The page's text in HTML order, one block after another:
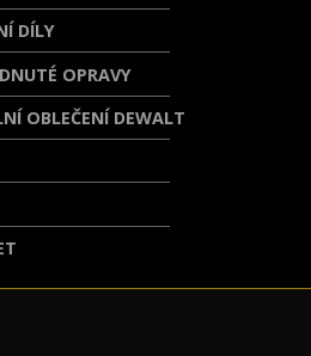
DÍLY
OPRAVY
OBLEČENÍ DEWALT